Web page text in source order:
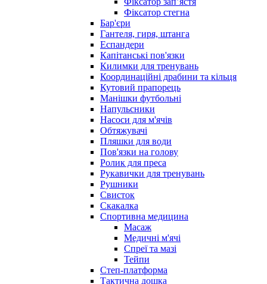
Фіксатор стегна
Бар'єри
Гантеля, гиря, штанга
Еспандери
Капітанські пов'язки
Килимки для тренувань
Координаційні драбини та кільця
Кутовий прапорець
Манішки футбольні
Напульсники
Насоси для м'ячів
Обтяжувачі
Пляшки для води
Пов'язки на голову
Ролик для преса
Рукавички для тренувань
Рушники
Свисток
Скакалка
Спортивна медицина
Масаж
Медичні м'ячі
Спреї та мазі
Тейпи
Степ-платформа
Тактична дошка